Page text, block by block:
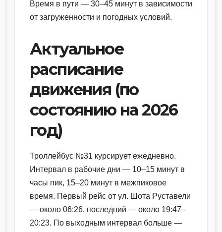
Время в пути — 30–45 минут в зависимости
от загруженности и погодных условий.
Актуальное
расписание
движения (по
состоянию на 2026
год)
Троллейбус №31 курсирует ежедневно.
Интервал в рабочие дни — 10–15 минут в
часы пик, 15–20 минут в межпиковое
время. Первый рейс от ул. Шота Руставели
— около 06:26, последний — около 19:47–
20:23. По выходным интервал больше —